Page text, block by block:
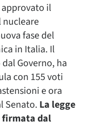
il
nucleare
fase del
in Italia. Il
Governo, ha
con 155 voti
e ora
Senato. La legge
firmata dal